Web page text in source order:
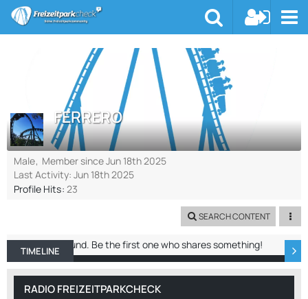
FERRERO
Male Member since Jun 18th 2025
Last Activity: Jun 18th 2025
Profile Hits 23
SEARCH CONTENT
TIMELINE ABOUT ME RECENT ACTIVITY
No entries found. Be the first one who shares something!
RADIO FREIZEITPARKCHECK